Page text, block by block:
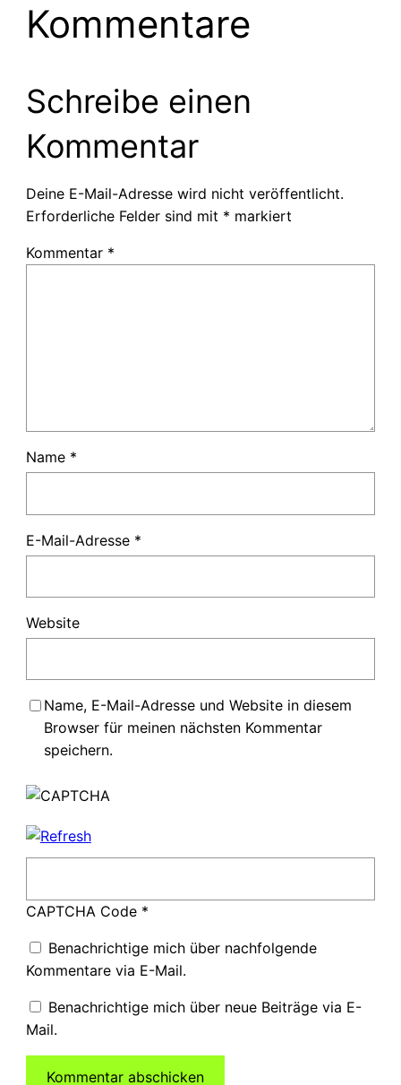
Kommentare
Schreibe einen
Kommentar
Deine E-Mail-Adresse wird nicht veröffentlicht.
Erforderliche Felder sind mit * markiert
Kommentar *
Name *
E-Mail-Adresse *
Website
Name, E-Mail-Adresse und Website in diesem
Browser für meinen nächsten Kommentar
speichern.
CAPTCHA Code*
Benachrichtige mich über nachfolgende
Kommentare via E-Mail.
Benachrichtige mich über neue Beiträge via E-
Mail.